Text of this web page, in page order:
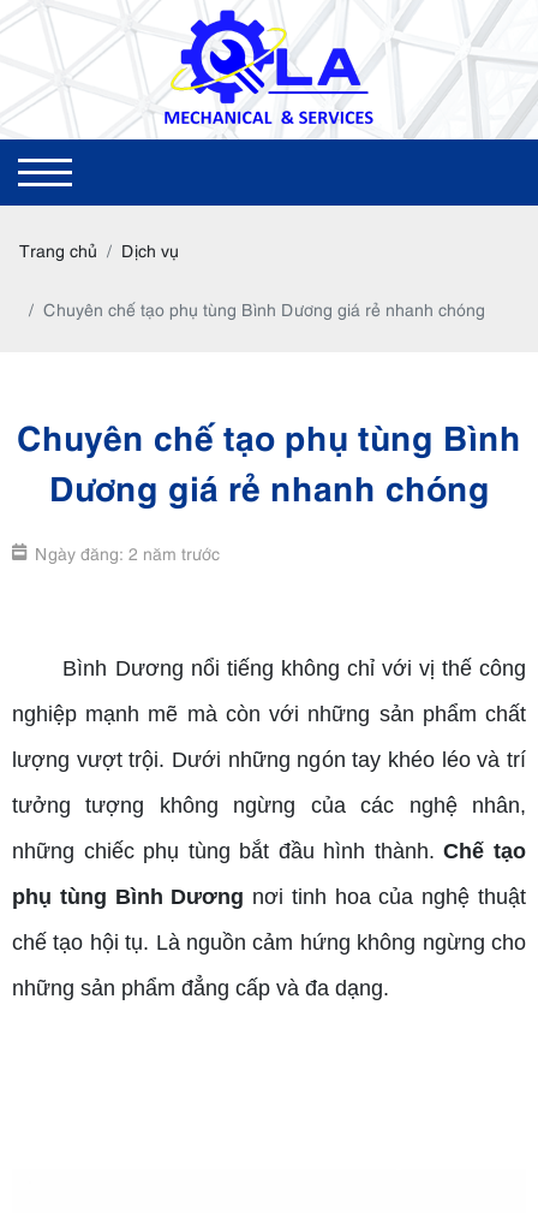
Trang chủ Dịch vụ
Chuyên chế tạo phụ tùng Bình Dương giá rẻ nhanh chóng
Chuyên chế tạo phụ tùng Bình
Dương giá rẻ nhanh chóng
Ngày đăng: 2 năm trước
Bình Dương nổi tiếng không chỉ với vị thế công
nghiệp mạnh mẽ mà còn với những sản phẩm chất
lượng vượt trội. Dưới những ngón tay khéo léo và trí
tưởng tượng không ngừng của các nghệ nhân,
những chiếc phụ tùng bắt đầu hình thành.Chế tạo
phụ tùng Bình Dương nơi tinh hoa của nghệ thuật
chế tạo hội tụ. Là nguồn cảm hứng không ngừng cho
những sản phẩm đẳng cấp và đa dạng.